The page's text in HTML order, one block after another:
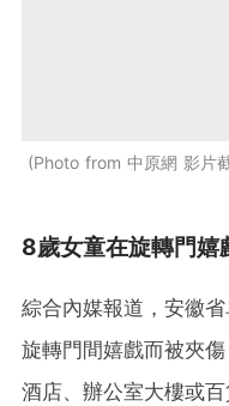
Photo from 中原網 影片
8歲女童在旋轉門嬉
綜合內媒報道，安徽
旋轉門間嬉戲而被夾
酒店、辦公室大樓或